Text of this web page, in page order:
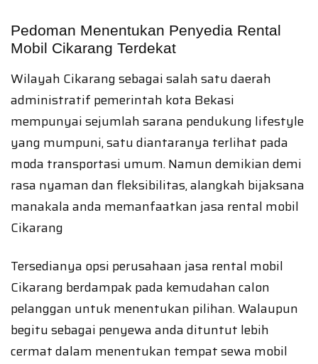
Pedoman Menentukan Penyedia Rental
Mobil Cikarang Terdekat
Wilayah Cikarang sebagai salah satu daerah
administratif pemerintah kota Bekasi
mempunyai sejumlah sarana pendukung lifestyle
yang mumpuni, satu diantaranya terlihat pada
moda transportasi umum. Namun demikian demi
rasa nyaman dan fleksibilitas, alangkah bijaksana
manakala anda memanfaatkan jasa rental mobil
Cikarang
Tersedianya opsi perusahaan jasa rental mobil
Cikarang berdampak pada kemudahan calon
pelanggan untuk menentukan pilihan. Walaupun
begitu sebagai penyewa anda dituntut lebih
cermat dalam menentukan tempat sewa mobil